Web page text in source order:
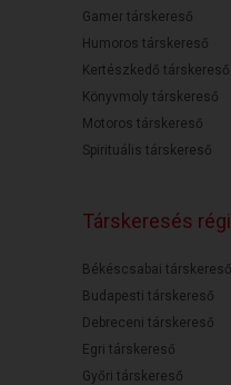
Gamer társkereső
Humoros társkereső
Kertészkedő társkereső
Könyvmoly társkereső
Motoros társkereső
Spirituális társkereső
Társkeresés
Békéscsabai társkereső
Budapesti társkereső
Debreceni társkereső
Egri társkereső
Győri társkereső